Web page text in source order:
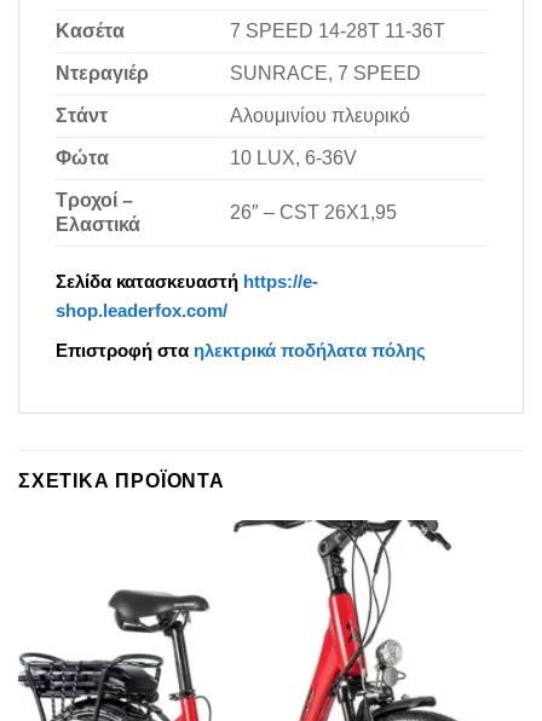
Κασέτα 7 SPEED 14-28T 11-36T
Ντεραγιέρ SUNRACE, 7 SPEED
Στάντ Αλουμινίου πλευρικό
Φώτα 10 LUX, 6-36V
Τροχοί –
Ελαστικά
26″ – CST 26X1,95
Σελίδα κατασκευαστή https://e-
shop.leaderfox.com/
Επιστροφή στα ηλεκτρικά ποδήλατα πόλης
ΣΧΕΤΙΚΆ ΠΡΟΪΌΝΤΑ